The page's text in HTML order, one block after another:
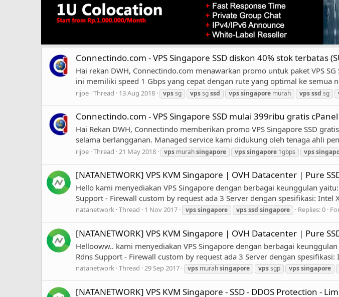
Connectindo.com - VPS Singapore SSD diskon 40% stok terbatas
Hai rekan DWH, Connectindo.com menawarkan promo untuk paket VPS SG
ini memiliki speed 1 Gbps yang cepat dengan rute yang optimal ke
rijoe Thread 13 Aug 2018 vpssg vpssgssd vpssingapore murah vpsssd sg
Connectindo.com - VPS Singapore SSD mulai 399ribu gratis cPanel
Hai Rekan DWH, Connectindo memberikan promo VPS Singapore SSD
selama berlangganan. Managed service kami didukung oleh tenaga ahli
rijoe Thread 21 May 2018 vps murahsingapore vpssingapore 1gbps vps
[NATANETWORK] VPS KVM Singapore | OVH Datacenter | Pure
Hello kami menyediakan VPS Singapore dengan berbagai keunggulan
Support - Firewall custom by request ada 3 Server dengan spesifikasi: Intel
natanetwork Thread 1 Nov 2017 vpssingapore vpsssd singapore Replies: 0
[NATANETWORK] VPS KVM Singapore | OVH Datacenter | Pure
Hellooww.. kami menyediakan VPS Singapore dengan berbagai
Rdns Support - Firewall custom by request ada 3 Server dengan
natanetwork Thread 29 Sep 2017 vps murahsingapore vpssgp vpssingapore
[NATANETWORK] VPS KVM Singapore - SSD - DDOS Protection -